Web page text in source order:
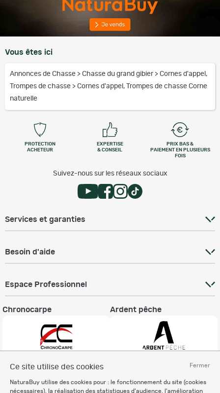
Fermer
Ce site utilise des cookies
NaturaBuy utilise des cookies pour : le fonctionnement du site (cookies
nécessaires), la réalisation des statistiques d'audience, l'amélioration
Vous êtes ici
Annonces de Chasse > Chasse du grand gibier > Cornes d'appel,
Trompes de chasse > Cornes d'appel, Trompes de chasse Corne
naturelle
PROTECTION
ACHETEUR
EXPERTISE
& CONSEIL
PRIX BAS &
PAIEMENT EN PLUSIEURS
FOIS
Suivez-nous sur les réseaux sociaux
Services et garanties
Besoin d'aide
Espace Professionnel
Chronocarpe Ardent pêche
Charte éthique